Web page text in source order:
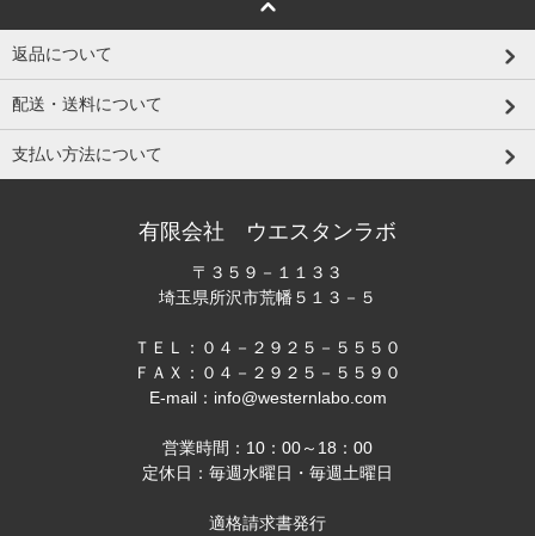
返品について
配送・送料について
支払い方法について
有限会社 ウエスタンラボ
〒３５９－１１３３
埼玉県所沢市荒幡５１３－５
ＴＥＬ：０４－２９２５－５５５０
ＦＡＸ：０４－２９２５－５５９０
E-mail：info@westernlabo.com
営業時間：10：00～18：00
定休日：毎週水曜日・毎週土曜日
適格請求書発行